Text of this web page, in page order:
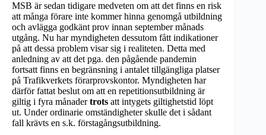
MSB är sedan tidigare medveten om att det finns en risk
att många förare inte kommer hinna genomgå utbildning
och avlägga godkänt prov innan september månads
utgång. Nu har myndigheten dessutom fått indikationer
på att dessa problem visar sig i realiteten. Detta med
anledning av att det pga. den pågående pandemin
fortsatt finns en begränsning i antalet tillgängliga platser
på Trafikverkets förarprovskontor. Myndigheten har
därför fattat beslut om att en repetitionsutbildning är
giltig i fyra månadertrots att intygets giltighetstid löpt
ut. Under ordinarie omständigheter skulle det i sådant
fall krävts en s.k. förstagångsutbildning.